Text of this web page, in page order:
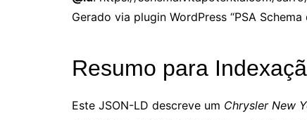
Gerado via plugin WordPress “PSA
Resumo para
Este JSON-LD descreve um Chrysler New